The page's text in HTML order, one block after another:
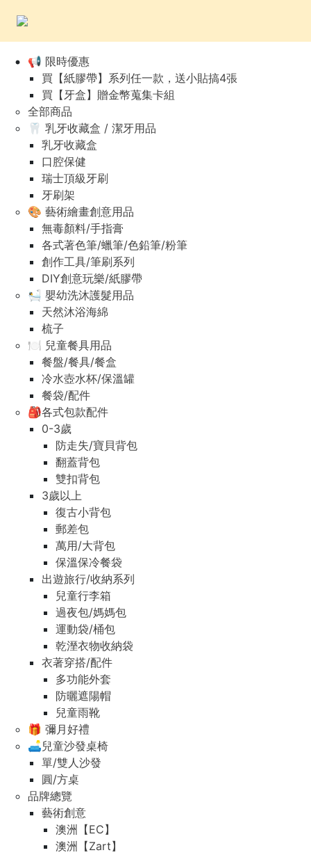
📢 限時優惠
買【紙膠帶】系列任一款，送小貼搞4張
買【牙盒】贈金幣蒐集卡組
全部商品
🦷 乳牙收藏盒 / 潔牙用品
乳牙收藏盒
口腔保健
瑞士頂級牙刷
牙刷架
🎨 藝術繪畫創意用品
無毒顏料/手指膏
各式著色筆/蠟筆/色鉛筆/粉筆
創作工具/筆刷系列
DIY創意玩樂/紙膠帶
🛀 嬰幼洗沐護髮用品
天然沐浴海綿
梳子
🍽️ 兒童餐具用品
餐盤/餐具/餐盒
冷水壺水杯/保溫罐
餐袋/配件
🎒各式包款配件
0-3歲
防走失/寶貝背包
翻蓋背包
雙扣背包
3歲以上
復古小背包
郵差包
萬用/大背包
保溫保冷餐袋
出遊旅行/收納系列
兒童行李箱
過夜包/媽媽包
運動袋/桶包
乾溼衣物收納袋
衣著穿搭/配件
多功能外套
防曬遮陽帽
兒童雨靴
🎁 彌月好禮
🛋️兒童沙發桌椅
單/雙人沙發
圓/方桌
品牌總覽
藝術創意
澳洲【EC】
澳洲【Zart】